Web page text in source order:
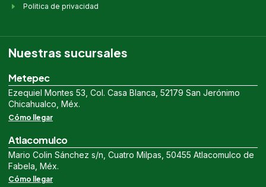
Politica de privacidad
Nuestras sucursales
Metepec
Ezequiel Montes 53, Col. Casa Blanca, 52179 San Jerónimo
Chicahualco, Méx.
Cómo llegar
Atlacomulco
Mario Colin Sánchez s/n, Cuatro Milpas, 50455 Atlacomulco de
Fabela, Méx.
Cómo llegar